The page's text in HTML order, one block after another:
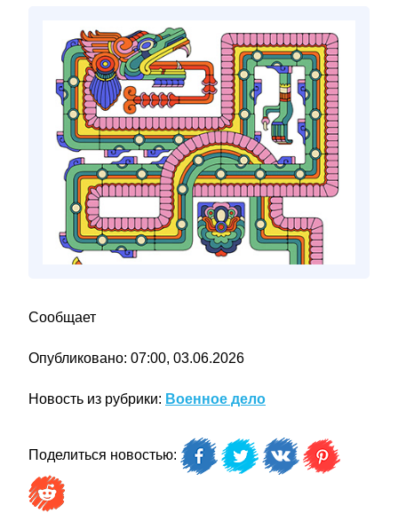
Сообщает
Опубликовано: 07:00, 03.06.2026
Новость из рубрики: Военное дело
Поделиться новостью: